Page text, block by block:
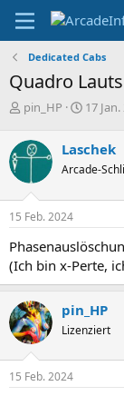
Dedicated Cabs
Quadro
E
s
t
l
l
e
pin_HP
E
t
e
l
m
17
Laschek
Arcade-
15 Feb. 2024
(Ich bin x-Perte,
pin_HP
Lizenziert
15 Feb. 2024